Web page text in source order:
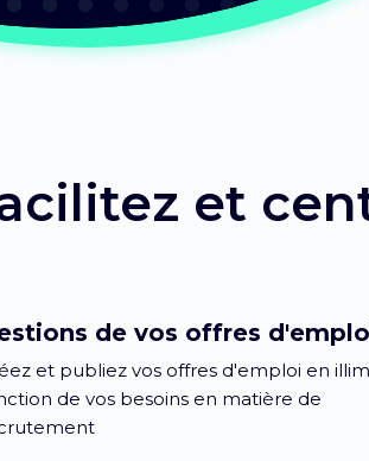
et
de vos offres
et publiez vos offres d'emploi en
de vos besoins en matière de